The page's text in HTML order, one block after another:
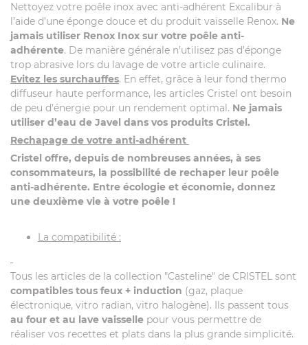
Nettoyez votre poêle inox avec anti-adhérent Excalibur à
l’aide d’une éponge douce et du produit vaisselle Renox. Ne
jamais utiliser Renox Inox sur votre poêle anti-
adhérente. De manière générale n’utilisez pas d’éponge
trop abrasive lors du lavage de votre article culinaire.
Evitez les surchauffes. En effet, grâce à leur fond thermo
diffuseur haute performance, les articles Cristel ont besoin
de peu d’énergie pour un rendement optimal. Ne jamais
utiliser d’eau de Javel dans vos produits Cristel.
Rechapage de votre anti-adhérent
Cristel offre, depuis de nombreuses années, à ses
consommateurs, la possibilité de rechaper leur poêle
anti-adhérente. Entre écologie et économie, donnez
une deuxième vie à votre poêle !
La compatibilité :
Tous les articles de la collection "Casteline" de CRISTEL sont
compatibles tous feux + induction (gaz, plaque
électronique, vitro radian, vitro halogène). Ils passent tous
au four et au lave vaisselle pour vous permettre de
réaliser vos recettes et plats dans la plus grande simplicité.